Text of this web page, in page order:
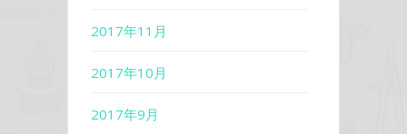
2017年11月
2017年10月
2017年9月